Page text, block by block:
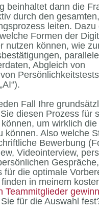
beinhaltet dann die
durch den gesamten,
leiten. Dazu
Formen der
nutzen können, wie
parallele
Abgleich von
Fall Ihre
diesen Prozess für
um wirklich
können. Also welche
Bewerbung
Videointerview,
Gespräche,
für die optimale
in meinem
Teammitglieder
für die Auswahl